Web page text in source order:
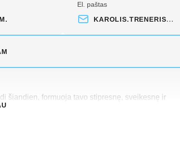
El. paštas
KAROLIS.TRENERIS@GMAIL.COM
šiandien, formuoja tavo stipresnę, sveikesnę ir
ateitį.